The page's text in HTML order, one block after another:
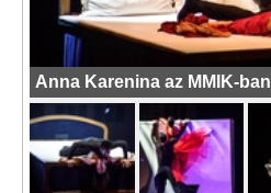
Anna Karenina az MMIK-ban